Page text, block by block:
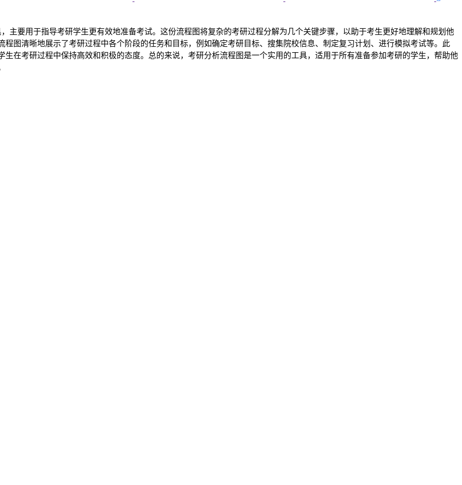
主要用于指导考研学生更有效地准备考试。这份流程图将复杂的考研过程分解为几个关键步骤，以助于考生更好地理解和规划他
图清晰地展示了考研过程中各个阶段的任务和目标，例如确定考研目标、搜集院校信息、制定复习计划、进行模拟考试等。此
在考研过程中保持高效和积极的态度。总的来说，考研分析流程图是一个实用的工具，适用于所有准备参加考研的学生，帮助他